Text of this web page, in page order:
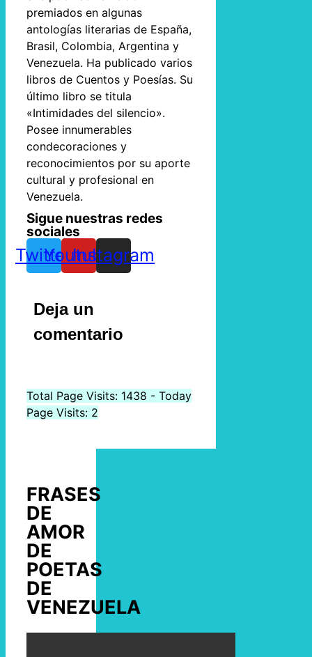
premiados en algunas
antologías literarias de España,
Brasil, Colombia, Argentina y
Venezuela. Ha publicado varios
libros de Cuentos y Poesías. Su
último libro se titula
«Intimidades del silencio».
Posee innumerables
condecoraciones y
reconocimientos por su aporte
cultural y profesional en
Venezuela.
Sigue nuestras redes
sociales
TwitterYoutube
Instagram
Deja un
comentario
Total Page Visits: 1438 - Today
Page Visits: 2
FRASES
DE
AMOR
DE
POETAS
DE
VENEZUELA